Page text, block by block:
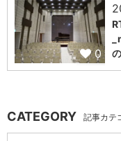
0
CATEGORY 記事カテ